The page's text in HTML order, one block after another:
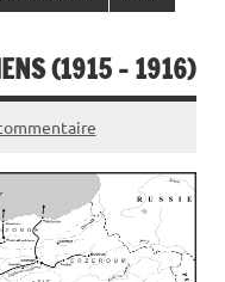
(1915 – 1916)